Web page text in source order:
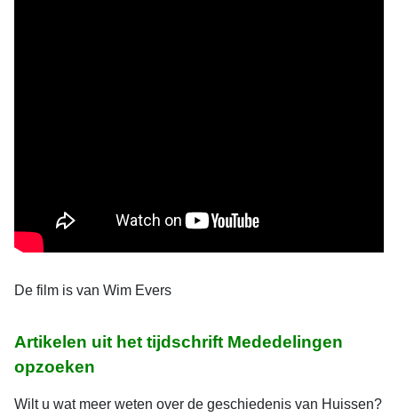
De film is van Wim Evers
Artikelen uit het tijdschrift Mededelingen
opzoeken
Wilt u wat meer weten over de geschiedenis van Huissen?